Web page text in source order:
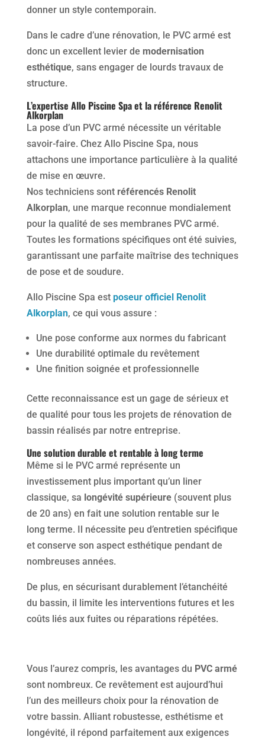
donner un style contemporain.
Dans le cadre d’une rénovation, le PVC armé est
donc un excellent levier de modernisation
esthétique, sans engager de lourds travaux de
structure.
L’expertise Allo Piscine Spa et la référence Renolit
Alkorplan
La pose d’un PVC armé nécessite un véritable
savoir-faire. Chez Allo Piscine Spa, nous
attachons une importance particulière à la qualité
de mise en œuvre.
Nos techniciens sont référencés Renolit
Alkorplan, une marque reconnue mondialement
pour la qualité de ses membranes PVC armé.
Toutes les formations spécifiques ont été suivies,
garantissant une parfaite maîtrise des techniques
de pose et de soudure.
Allo Piscine Spa est poseur officiel Renolit
Alkorplan, ce qui vous assure :
Une pose conforme aux normes du fabricant
Une durabilité optimale du revêtement
Une finition soignée et professionnelle
Cette reconnaissance est un gage de sérieux et
de qualité pour tous les projets de rénovation de
bassin réalisés par notre entreprise.
Une solution durable et rentable à long terme
Même si le PVC armé représente un
investissement plus important qu’un liner
classique, sa longévité supérieure(souvent plus
de 20 ans) en fait une solution rentable sur le
long terme. Il nécessite peu d’entretien spécifique
et conserve son aspect esthétique pendant de
nombreuses années.
De plus, en sécurisant durablement l’étanchéité
du bassin, il limite les interventions futures et les
coûts liés aux fuites ou réparations répétées.
Vous l’aurez compris, les avantages du PVC armé
sont nombreux. Ce revêtement est aujourd’hui
l’un des meilleurs choix pour la rénovation de
votre bassin. Alliant robustesse, esthétisme et
longévité, il répond parfaitement aux exigences